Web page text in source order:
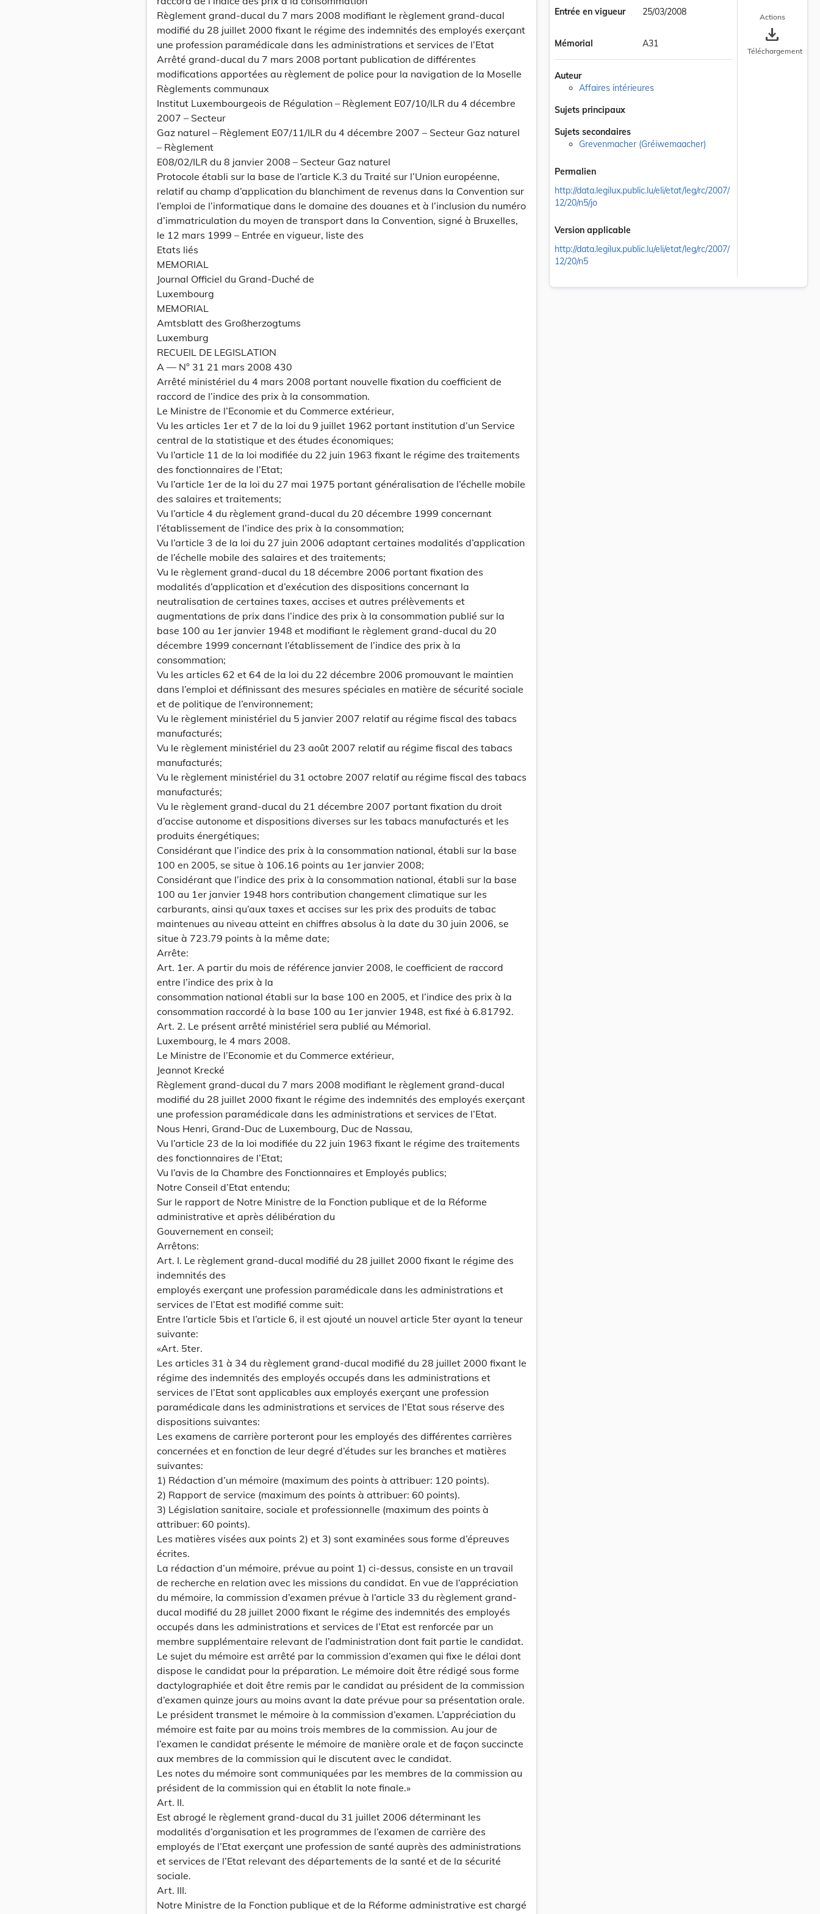
Règlement grand-ducal du 7 mars 2008 modifiant le règlement grand-ducal
modifié du 28 juillet 2000 fixant le régime des indemnités des employés exerçant
une profession paramédicale dans les administrations et services de l’Etat
Arrêté grand-ducal du 7 mars 2008 portant publication de différentes
modifications apportées au règlement de police pour la navigation de la Moselle
Règlements communaux
Institut Luxembourgeois de Régulation – Règlement E07/10/ILR du 4 décembre
2007 – Secteur
Gaz naturel – Règlement E07/11/ILR du 4 décembre 2007 – Secteur Gaz naturel
– Règlement
E08/02/ILR du 8 janvier 2008 – Secteur Gaz naturel
Protocole établi sur la base de l’article K.3 du Traité sur l’Union européenne,
relatif au champ d’application du blanchiment de revenus dans la Convention sur
l’emploi de l’informatique dans le domaine des douanes et à l’inclusion du numéro
d’immatriculation du moyen de transport dans la Convention, signé à Bruxelles,
le 12 mars 1999 – Entrée en vigueur, liste des
Etats liés
MEMORIAL
Journal Officiel du Grand-Duché de
Luxembourg
MEMORIAL
Amtsblatt des Großherzogtums
Luxemburg
RECUEIL DE LEGISLATION
A –– N° 31 21 mars 2008 430
Arrêté ministériel du 4 mars 2008 portant nouvelle fixation du coefficient de
raccord de l’indice des prix à la consommation.
Le Ministre de l’Economie et du Commerce extérieur,
Vu les articles 1er et 7 de la loi du 9 juillet 1962 portant institution d’un Service
central de la statistique et des études économiques;
Vu l’article 11 de la loi modifiée du 22 juin 1963 fixant le régime des traitements
des fonctionnaires de l’Etat;
Vu l’article 1er de la loi du 27 mai 1975 portant généralisation de l’échelle mobile
des salaires et traitements;
Vu l’article 4 du règlement grand-ducal du 20 décembre 1999 concernant
l’établissement de l’indice des prix à la consommation;
Vu l’article 3 de la loi du 27 juin 2006 adaptant certaines modalités d’application
de l’échelle mobile des salaires et des traitements;
Vu le règlement grand-ducal du 18 décembre 2006 portant fixation des
modalités d’application et d’exécution des dispositions concernant la
neutralisation de certaines taxes, accises et autres prélèvements et
augmentations de prix dans l’indice des prix à la consommation publié sur la
base 100 au 1er janvier 1948 et modifiant le règlement grand-ducal du 20
décembre 1999 concernant l’établissement de l’indice des prix à la
consommation;
Vu les articles 62 et 64 de la loi du 22 décembre 2006 promouvant le maintien
dans l’emploi et définissant des mesures spéciales en matière de sécurité sociale
et de politique de l’environnement;
Vu le règlement ministériel du 5 janvier 2007 relatif au régime fiscal des tabacs
manufacturés;
Vu le règlement ministériel du 23 août 2007 relatif au régime fiscal des tabacs
manufacturés;
Vu le règlement ministériel du 31 octobre 2007 relatif au régime fiscal des tabacs
manufacturés;
Vu le règlement grand-ducal du 21 décembre 2007 portant fixation du droit
d’accise autonome et dispositions diverses sur les tabacs manufacturés et les
produits énergétiques;
Considérant que l’indice des prix à la consommation national, établi sur la base
100 en 2005, se situe à 106.16 points au 1er janvier 2008;
Considérant que l’indice des prix à la consommation national, établi sur la base
100 au 1er janvier 1948 hors contribution changement climatique sur les
carburants, ainsi qu’aux taxes et accises sur les prix des produits de tabac
maintenues au niveau atteint en chiffres absolus à la date du 30 juin 2006, se
situe à 723.79 points à la même date;
Arrête:
Art. 1er. A partir du mois de référence janvier 2008, le coefficient de raccord
entre l’indice des prix à la
consommation national établi sur la base 100 en 2005, et l’indice des prix à la
consommation raccordé à la base 100 au 1er janvier 1948, est fixé à 6.81792.
Art. 2. Le présent arrêté ministériel sera publié au Mémorial.
Luxembourg, le 4 mars 2008.
Le Ministre de l’Economie et du Commerce extérieur,
Jeannot Krecké
Règlement grand-ducal du 7 mars 2008 modifiant le règlement grand-ducal
modifié du 28 juillet 2000 fixant le régime des indemnités des employés exerçant
une profession paramédicale dans les administrations et services de l’Etat.
Nous Henri, Grand-Duc de Luxembourg, Duc de Nassau,
Vu l’article 23 de la loi modifiée du 22 juin 1963 fixant le régime des traitements
des fonctionnaires de l’Etat;
Vu l’avis de la Chambre des Fonctionnaires et Employés publics;
Notre Conseil d’Etat entendu;
Sur le rapport de Notre Ministre de la Fonction publique et de la Réforme
administrative et après délibération du
Gouvernement en conseil;
Arrêtons:
Art. I. Le règlement grand-ducal modifié du 28 juillet 2000 fixant le régime des
indemnités des
employés exerçant une profession paramédicale dans les administrations et
services de l’Etat est modifié comme suit:
Entre l’article 5bis et l’article 6, il est ajouté un nouvel article 5ter ayant la teneur
suivante:
«Art. 5ter.
Les articles 31 à 34 du règlement grand-ducal modifié du 28 juillet 2000 fixant le
régime des indemnités des employés occupés dans les administrations et
services de l’Etat sont applicables aux employés exerçant une profession
paramédicale dans les administrations et services de l’Etat sous réserve des
dispositions suivantes:
Les examens de carrière porteront pour les employés des différentes carrières
concernées et en fonction de leur degré d’études sur les branches et matières
suivantes:
1) Rédaction d’un mémoire (maximum des points à attribuer: 120 points).
2) Rapport de service (maximum des points à attribuer: 60 points).
3) Législation sanitaire, sociale et professionnelle (maximum des points à
attribuer: 60 points).
Les matières visées aux points 2) et 3) sont examinées sous forme d’épreuves
écrites.
La rédaction d’un mémoire, prévue au point 1) ci-dessus, consiste en un travail
de recherche en relation avec les missions du candidat. En vue de l’appréciation
du mémoire, la commission d’examen prévue à l’article 33 du règlement grand-
ducal modifié du 28 juillet 2000 fixant le régime des indemnités des employés
occupés dans les administrations et services de l’Etat est renforcée par un
membre supplémentaire relevant de l’administration dont fait partie le candidat.
Le sujet du mémoire est arrêté par la commission d’examen qui fixe le délai dont
dispose le candidat pour la préparation. Le mémoire doit être rédigé sous forme
dactylographiée et doit être remis par le candidat au président de la commission
d’examen quinze jours au moins avant la date prévue pour sa présentation orale.
Le président transmet le mémoire à la commission d’examen. L’appréciation du
mémoire est faite par au moins trois membres de la commission. Au jour de
l’examen le candidat présente le mémoire de manière orale et de façon succincte
aux membres de la commission qui le discutent avec le candidat.
Les notes du mémoire sont communiquées par les membres de la commission au
président de la commission qui en établit la note finale.»
Art. II.
Est abrogé le règlement grand-ducal du 31 juillet 2006 déterminant les
modalités d’organisation et les programmes de l’examen de carrière des
employés de l’Etat exerçant une profession de santé auprès des administrations
et services de l’Etat relevant des départements de la santé et de la sécurité
sociale.
Art. III.
Notre Ministre de la Fonction publique et de la Réforme administrative est chargé
Entrée en vigueur 25/03/2008
Mémorial A31
Auteur
Affaires intérieures
Sujets principaux
Sujets secondaires
Grevenmacher (Gréiwemaacher)
Permalien
http://data.legilux.public.lu/eli/etat/leg/rc/2007/
12/20/n5/jo
Version applicable
http://data.legilux.public.lu/eli/etat/leg/rc/2007/
12/20/n5
Actions
save_alt
Téléchargement